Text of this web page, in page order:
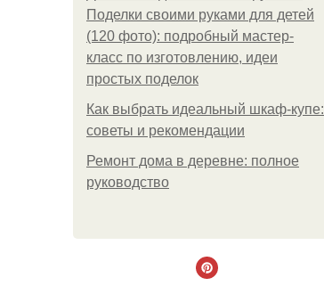
Поделки своими руками для детей
(120 фото): подробный мастер-
класс по изготовлению, идеи
простых поделок
Как выбрать идеальный шкаф-купе:
советы и рекомендации
Ремонт дома в деревне: полное
руководство